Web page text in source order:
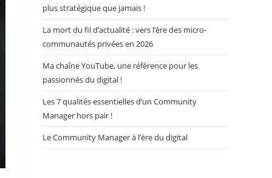
plus stratégique que jamais !
La mort du fil d’actualité : vers l’ère des micro-
communautés privées en 2026
Ma chaîne YouTube, une référence pour les
passionnés du digital !
Les 7 qualités essentielles d’un Community
Manager hors pair !
Le Community Manager à l’ère du digital